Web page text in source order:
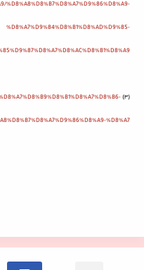
%D8%A8%D8%B7%D8%A7%D9%86%D8%A9-
%D8%A7%D9%84%D8%B1%D8%AD%D9%85-
)٣)
%D8%A7